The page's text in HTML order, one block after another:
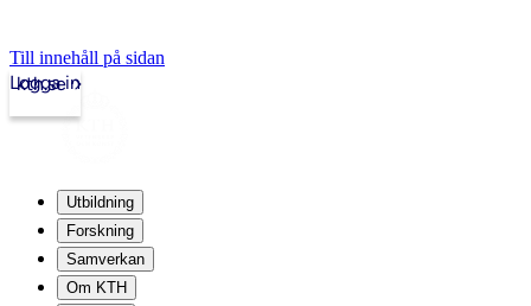
Till innehåll på sidan
kth.se
Logga in
Utbildning
Forskning
Samverkan
Om KTH